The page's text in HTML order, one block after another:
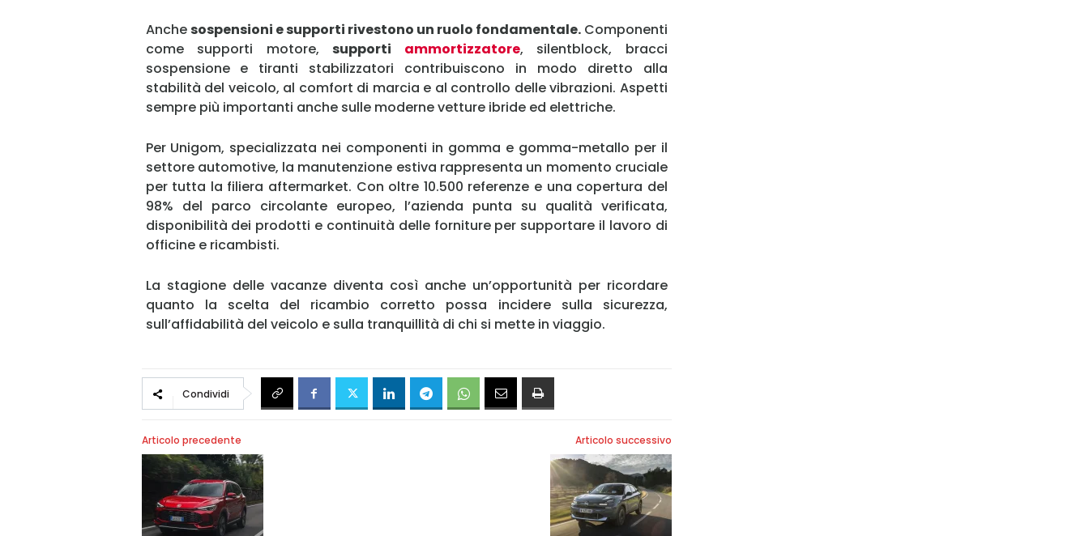
Anche sospensioni e supporti rivestono un ruolo fondamentale.Componenti
come supporti motore, supporti ammortizzatore, silentblock, bracci
sospensione e tiranti stabilizzatori contribuiscono in modo diretto alla
stabilità del veicolo, al comfort di marcia e al controllo delle vibrazioni. Aspetti
sempre più importanti anche sulle moderne vetture ibride ed elettriche.
Per Unigom, specializzata nei componenti in gomma e gomma-metallo per il
settore automotive, la manutenzione estiva rappresenta un momento cruciale
per tutta la filiera aftermarket. Con oltre 10.500 referenze e una copertura del
98% del parco circolante europeo, l’azienda punta su qualità verificata,
disponibilità dei prodotti e continuità delle forniture per supportare il lavoro di
officine e ricambisti.
La stagione delle vacanze diventa così anche un’opportunità per ricordare
quanto la scelta del ricambio corretto possa incidere sulla sicurezza,
sull’affidabilità del veicolo e sulla tranquillità di chi si mette in viaggio.
Condividi
Articolo precedente Articolo successivo